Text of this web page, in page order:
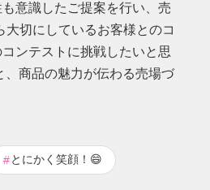
意識したご提案を行い、売
大切にしているお客様とのコ
ンテストに挑戦したいと思
商品の魅力が伝わる売場づ
#とにかく笑顔！😄